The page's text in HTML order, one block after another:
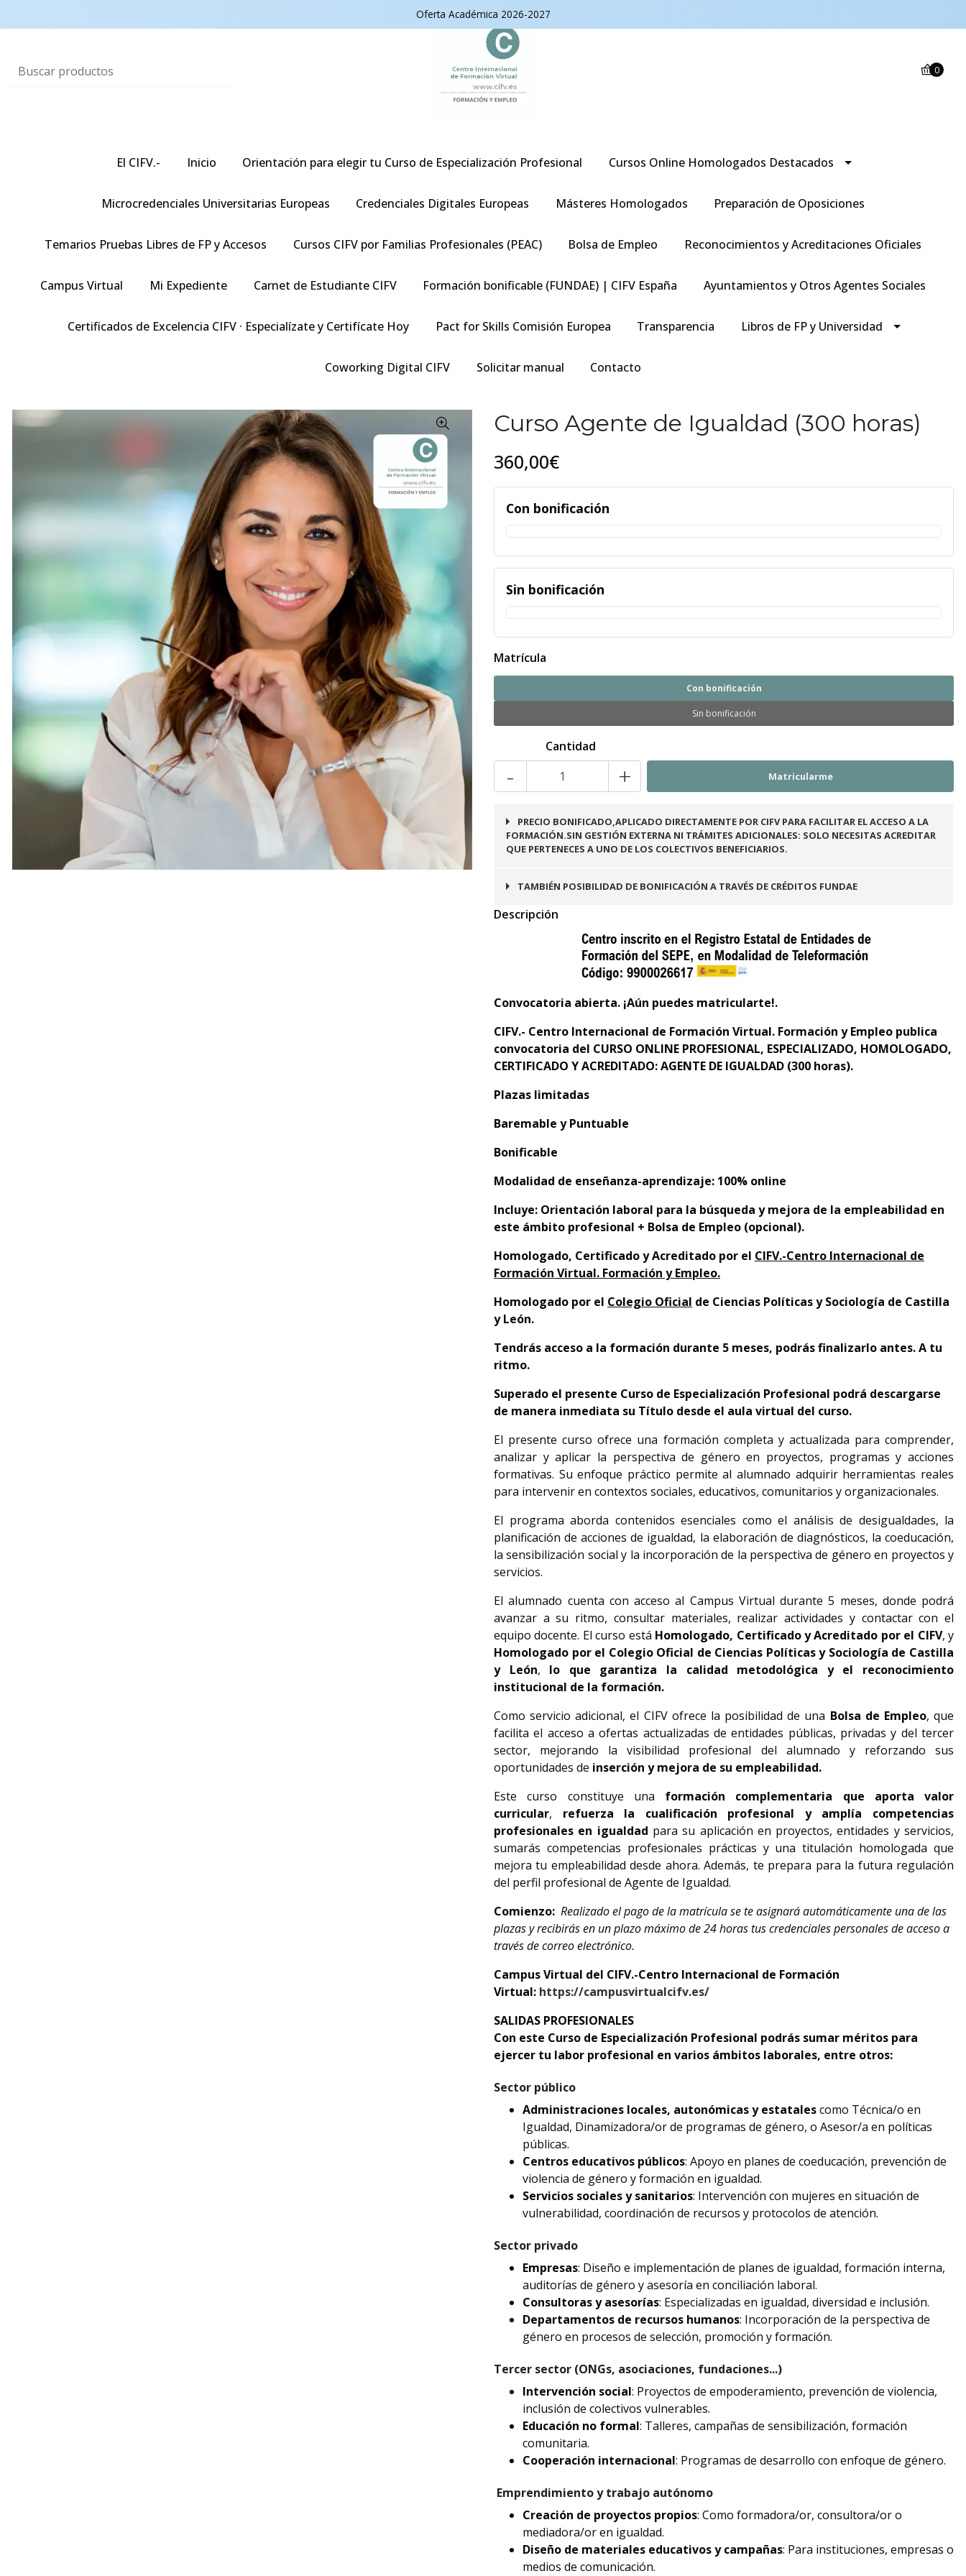
Oferta Académica 2026-2027
0
El CIFV.- Inicio Orientación para elegir tu Curso de Especialización Profesional Cursos Online Homologados Destacados
Microcredenciales Universitarias Europeas Credenciales Digitales Europeas Másteres Homologados Preparación de Oposiciones
Temarios Pruebas Libres de FP y Accesos Cursos CIFV por Familias Profesionales (PEAC) Bolsa de Empleo Reconocimientos y Acreditaciones Oficiales
Campus Virtual Mi Expediente Carnet de Estudiante CIFV Formación bonificable (FUNDAE) | CIFV España Ayuntamientos y Otros Agentes Sociales
Certificados de Excelencia CIFV · Especialízate y Certifícate Hoy Pact for Skills Comisión Europea Transparencia Libros de FP y Universidad
Coworking Digital CIFV Solicitar manual Contacto
Curso Agente de Igualdad (300 horas)
360,00€
Con bonificación
Sin bonificación
Matrícula
Con bonificación
Sin bonificación
Cantidad
- +
PRECIO BONIFICADO,APLICADO DIRECTAMENTE POR CIFV PARA FACILITAR EL ACCESO A LA
FORMACIÓN.SIN GESTIÓN EXTERNA NI TRÁMITES ADICIONALES: SOLO NECESITAS ACREDITAR
QUE PERTENECES A UNO DE LOS COLECTIVOS BENEFICIARIOS.
Este curso es bonificable a través de los créditos FUNDAE, ideal para formar
TAMBIÉN POSIBILIDAD DE BONIFICACIÓN A TRAVÉS DE CRÉDITOS FUNDAE
Descripción
Convocatoria abierta. ¡Aún puedes matricularte!.
CIFV.- Centro Internacional de Formación Virtual. Formación y Empleo publica
convocatoria del CURSO ONLINE PROFESIONAL, ESPECIALIZADO, HOMOLOGADO,
CERTIFICADO Y ACREDITADO: AGENTE DE IGUALDAD (300 horas).
Plazas limitadas
Baremable y Puntuable
Bonificable
Modalidad de enseñanza-aprendizaje: 100% online
Incluye: Orientación laboral para la búsqueda y mejora de la empleabilidad en
este ámbito profesional + Bolsa de Empleo (opcional).
Homologado, Certificado y Acreditado por el CIFV.-Centro Internacional de
Formación Virtual. Formación y Empleo.
Homologado por el Colegio Oficial de Ciencias Políticas y Sociología de Castilla
y León.
Tendrás acceso a la formación durante 5 meses, podrás finalizarlo antes. A tu
ritmo.
Superado el presente Curso de Especialización Profesional podrá descargarse
de manera inmediata su Título desde el aula virtual del curso.
El presente curso ofrece una formación completa y actualizada para comprender,
analizar y aplicar la perspectiva de género en proyectos, programas y acciones
formativas. Su enfoque práctico permite al alumnado adquirir herramientas reales
para intervenir en contextos sociales, educativos, comunitarios y organizacionales.
El programa aborda contenidos esenciales como el análisis de desigualdades, la
planificación de acciones de igualdad, la elaboración de diagnósticos, la coeducación,
la sensibilización social y la incorporación de la perspectiva de género en proyectos y
servicios.
El alumnado cuenta con acceso al Campus Virtual durante 5 meses, donde podrá
avanzar a su ritmo, consultar materiales, realizar actividades y contactar con el
equipo docente. El curso está Homologado, Certificado y Acreditado por el CIFV, y
Homologado por el Colegio Oficial de Ciencias Políticas y Sociología de Castilla
y León, lo que garantiza la calidad metodológica y el reconocimiento
institucional de la formación.
Como servicio adicional, el CIFV ofrece la posibilidad de una Bolsa de Empleo, que
facilita el acceso a ofertas actualizadas de entidades públicas, privadas y del tercer
sector, mejorando la visibilidad profesional del alumnado y reforzando sus
oportunidades de inserción y mejora de su empleabilidad.
Este curso constituye una formación complementaria que aporta valor
curricular, refuerza la cualificación profesional y amplía competencias
profesionales en igualdad para su aplicación en proyectos, entidades y servicios,
sumarás competencias profesionales prácticas y una titulación homologada que
mejora tu empleabilidad desde ahora. Además, te prepara para la futura regulación
del perfil profesional de Agente de Igualdad.
Comienzo: Realizado el pago de la matrícula se te asignará automáticamente una de las
plazas y recibirás en un plazo máximo de 24 horas tus credenciales personales de acceso a
través de correo electrónico.
Campus Virtual del CIFV.-Centro Internacional de Formación
Virtual: https://campusvirtualcifv.es/
SALIDAS PROFESIONALES
Con este Curso de Especialización Profesional podrás sumar méritos para
ejercer tu labor profesional en varios ámbitos laborales, entre otros:
Sector público
Administraciones locales, autonómicas y estatalescomo Técnica/o en
Igualdad, Dinamizadora/or de programas de género, o Asesor/a en políticas
públicas.
Centros educativos públicos: Apoyo en planes de coeducación, prevención de
violencia de género y formación en igualdad.
Servicios sociales y sanitarios: Intervención con mujeres en situación de
vulnerabilidad, coordinación de recursos y protocolos de atención.
Sector privado
Empresas: Diseño e implementación de planes de igualdad, formación interna,
auditorías de género y asesoría en conciliación laboral.
Consultoras y asesorías: Especializadas en igualdad, diversidad e inclusión.
Departamentos de recursos humanos: Incorporación de la perspectiva de
género en procesos de selección, promoción y formación.
Tercer sector (ONGs, asociaciones, fundaciones...)
Intervención social: Proyectos de empoderamiento, prevención de violencia,
inclusión de colectivos vulnerables.
Educación no formal: Talleres, campañas de sensibilización, formación
comunitaria.
Cooperación internacional: Programas de desarrollo con enfoque de género.
Emprendimiento y trabajo autónomo
Creación de proyectos propios: Como formadora/or, consultora/or o
mediadora/or en igualdad.
Diseño de materiales educativos y campañas: Para instituciones, empresas o
medios de comunicación.